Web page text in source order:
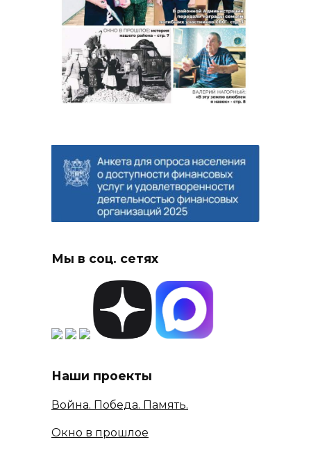
Мы в соц. сетях
Наши проекты
Война. Победа. Память.
Окно в прошлое